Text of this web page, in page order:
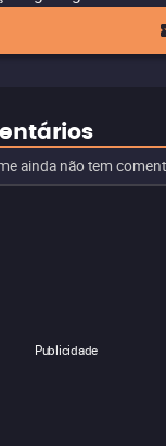
ainda não tem
Publicidade